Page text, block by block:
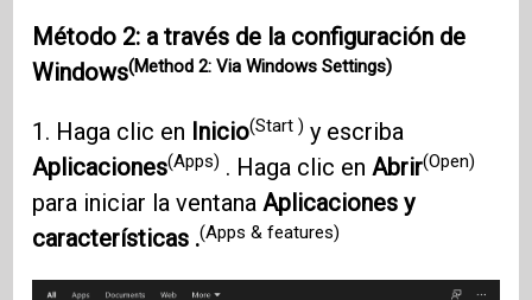
Método 2: a través de la configuración de
Windows(Method 2: Via Windows Settings)
1. Haga clic en Inicio(Start ) y escriba
Aplicaciones(Apps) . Haga clic enAbrir(Open)
para iniciar la ventanaAplicaciones y
características .(Apps & features)